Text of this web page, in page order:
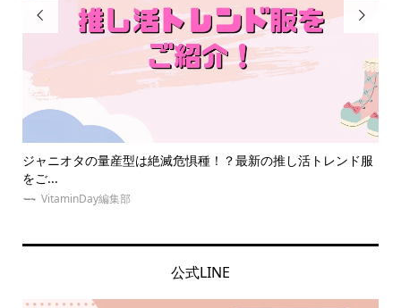

ジャニオタの量産型は絶滅危惧種！？最新の推し活トレンド服
をご...
VitaminDay編集部

公式LINE